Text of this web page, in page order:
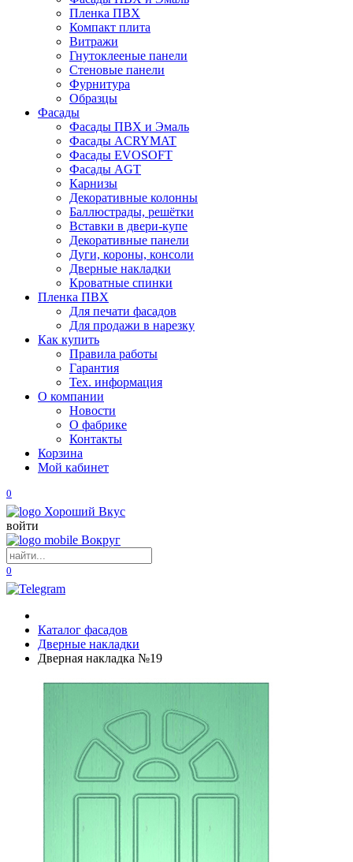
Пленка ПВХ
Компакт плита
Витражи
Гнутоклееные панели
Стеновые панели
Фурнитура
Образцы
Фасады
Фасады ПВХ и Эмаль
Фасады ACRYMAT
Фасады EVOSOFT
Фасады AGT
Карнизы
Декоративные колонны
Баллюстрады, решётки
Вставки в двери-купе
Декоративные панели
Дуги, короны, консоли
Дверные накладки
Кроватные спинки
Пленка ПВХ
Для печати фасадов
Для продажи в нарезку
Как купить
Правила работы
Гарантия
Тех. информация
О компании
Новости
О фабрике
Контакты
Корзина
Мой кабинет
0
войти
0
Каталог фасадов
Дверные накладки
Дверная накладка №19